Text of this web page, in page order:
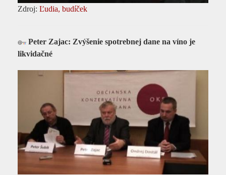
Zdroj: Ľudia, budíček
Peter Zajac: Zvýšenie spotrebnej dane na víno je
likvidačné